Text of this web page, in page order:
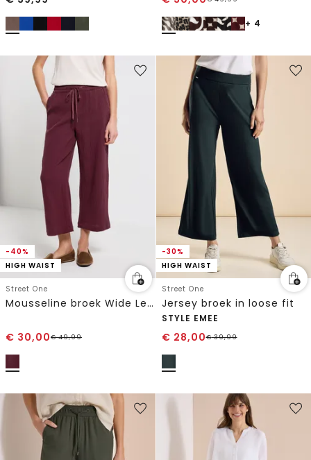
+ 4
-40%
HIGH WAIST
Street One
Mousseline broek Wide Legs
€ 30,00€49,99
-30%
HIGH WAIST
Street One
Jersey broek in loose fit
STYLE EMEE
€ 28,00€39,99